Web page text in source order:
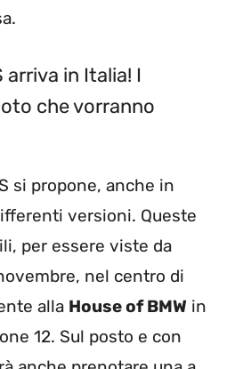
arriva in Italia! I
che vorranno
si propone, anche in
versioni. Queste
per essere viste da
nel centro di
alla House of BMW in
12. Sul posto e con